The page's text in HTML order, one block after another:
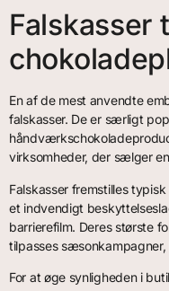
Falskasser
En af de mest anvendte
falskasser. De er særligt
virksomheder, der sælger
Falskasser fremstilles
et indvendigt
barrierefilm. Deres største
tilpasses
For at øge synligheden i